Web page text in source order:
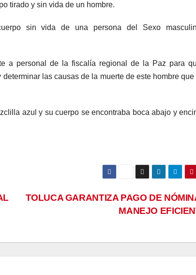
tirado y sin vida de un hombre.
sin vida de una persona del Sexo
a personal de la fiscalía regional de la Paz para
las causas de la muerte de este hombre que
azul y su cuerpo se encontraba boca abajo y
TOLUCA GARANTIZA PAGO DE
MANEJO